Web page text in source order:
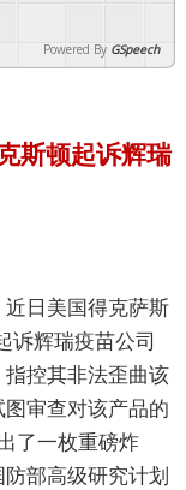
Powered By GSpeech
斯顿起诉辉瑞
近日美国得克萨斯
诉辉瑞疫苗公司
控其非法歪曲该
审查对该产品的
了一枚重磅炸
部高级研究计划